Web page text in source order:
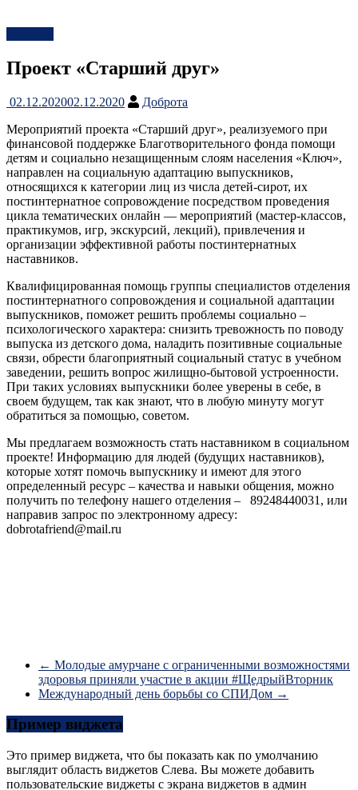
Проект «Старший друг»
02.12.202002.12.2020
Доброта
Мероприятий проекта «Старший друг», реализуемого при
финансовой поддержке Благотворительного фонда помощи
детям и социально незащищенным слоям населения «Ключ»,
направлен на социальную адаптацию выпускников,
относящихся к категории лиц из числа детей-сирот, их
постинтернатное сопровождение посредством проведения
цикла тематических онлайн — мероприятий (мастер-классов,
практикумов, игр, экскурсий, лекций), привлечения и
организации эффективной работы постинтернатных
наставников.
Квалифицированная помощь группы специалистов отделения
постинтернатного сопровождения и социальной адаптации
выпускников, поможет решить проблемы социально –
психологического характера: снизить тревожность по поводу
выпуска из детского дома, наладить позитивные социальные
связи, обрести благоприятный социальный статус в учебном
заведении, решить вопрос жилищно-бытовой устроенности.
При таких условиях выпускники более уверены в себе, в
своем будущем, так как знают, что в любую минуту могут
обратиться за помощью, советом.
Мы предлагаем возможность стать наставником в социальном
проекте! Информацию для людей (будущих наставников),
которые хотят помочь выпускнику и имеют для этого
определенный ресурс – качества и навыки общения, можно
получить по телефону нашего отделения – 89248440031, или
направив запрос по электронному адресу:
dobrotafriend@mail.ru
← Молодые амурчане с ограниченными возможностями
здоровья приняли участие в акции #ЩедрыйВторник
Международный день борьбы со СПИДом →
Пример виджета
Это пример виджета, что бы показать как по умолчанию
выглядит область виджетов Слева. Вы можете добавить
пользовательские виджеты с экрана виджетов в админ